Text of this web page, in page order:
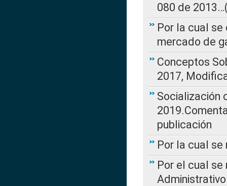
080 de
Por la cual
mercado de
Conceptos
2017,
Socialización
publicación
Por la cual se
Por el cual